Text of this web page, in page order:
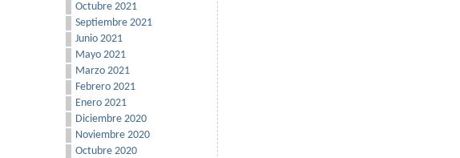
Octubre 2021
Septiembre 2021
Junio 2021
Mayo 2021
Marzo 2021
Febrero 2021
Enero 2021
Diciembre 2020
Noviembre 2020
Octubre 2020